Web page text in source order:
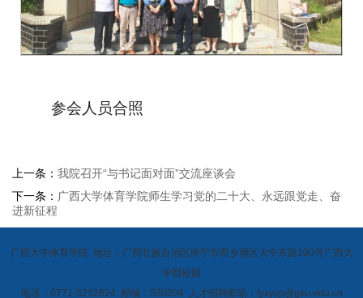
参会人员合照
上一条： 我院召开“与书记面对面”交流座谈会
下一条： 广西大学体育学院师生学习党的二十大、永远跟党走、奋
进新征程
广西大学体育学院 地址：广西壮族自治区南宁市西乡塘区大学东路100号广西大
学西校园
电话：0771-3232824 邮编：530004 人才招聘邮箱：tyxyzp@gxu.edu.cn